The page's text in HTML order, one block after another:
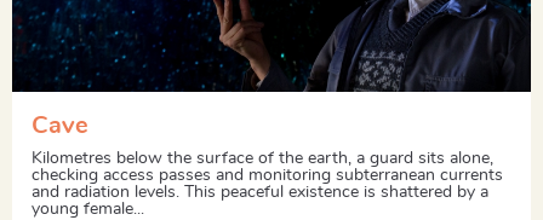
Cave
Kilometres below the surface of the earth, a guard sits alone,
checking access passes and monitoring subterranean currents
and radiation levels. This peaceful existence is shattered by a
young female...